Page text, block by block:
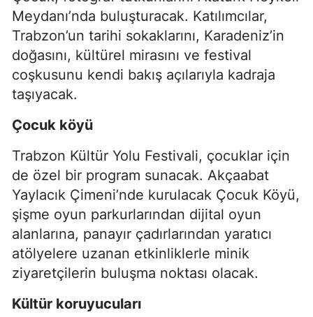
Meydanı’nda buluşturacak. Katılımcılar,
Trabzon’un tarihi sokaklarını, Karadeniz’in
doğasını, kültürel mirasını ve festival
coşkusunu kendi bakış açılarıyla kadraja
taşıyacak.
Çocuk köyü
Trabzon Kültür Yolu Festivali, çocuklar için
de özel bir program sunacak. Akçaabat
Yaylacık Çimeni’nde kurulacak Çocuk Köyü,
şişme oyun parkurlarından dijital oyun
alanlarına, panayır çadırlarından yaratıcı
atölyelere uzanan etkinliklerle minik
ziyaretçilerin buluşma noktası olacak.
Kültür koruyucuları